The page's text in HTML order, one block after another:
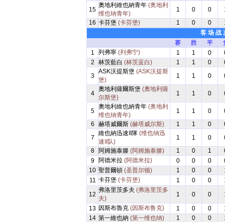
15
奧地利維也納青年 (奥地利
维也纳青年)
1 0 0
16 卡芬堡 (卡芬堡) 1 0 0
客 场 战
赛
胜 平
1
列弗寧 (列弗宁) 1 1 0
2
林茨藍白 (林茨蓝白) 1 1 0
3
ASK沃提斯堡 (ASK沃提斯
堡)
1 1 0
4
奧地利薩爾斯堡 (奧地利薩
尔斯堡)
1 1 0
5
奧地利維也納青年 (奥地利
维也纳青年)
1 1 0
6
赫塔威爾斯 (赫塔威尔斯) 1 1 0
7
維也納迅速II隊 (维也纳迅
速II队)
1 1 0
8
阿姆施泰滕 (阿姆施泰滕) 1 0 1
9
阿德米拉 (阿德米拉) 0 0 0
10 聖普爾頓 (圣普尔顿) 1 0 0
11 卡芬堡 (卡芬堡) 1 0 0
12
弗洛里茨多夫 (弗洛里茨多
夫)
1 0 0
13 因斯布魯克 (因斯布鲁克) 1 0 0
14 第一維也納 (第一维也纳) 1 0 0